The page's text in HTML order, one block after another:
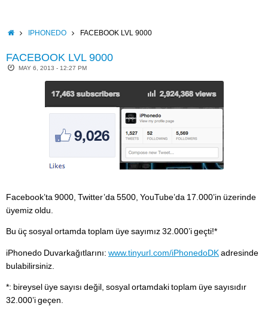
contentHOMEIPHONEDO FACEBOOK LVL 9000
FACEBOOK LVL 9000
MAY 6, 2013 - 12:27 PM
Facebook’ta 9000, Twitter’da 5500, YouTube’da 17.000’in üzerinde
üyemiz oldu.
Bu üç sosyal ortamda toplam üye sayımız 32.000’i geçti!*
iPhonedo Duvarkağıtlarını: www.tinyurl.com/iPhonedoDK adresinde
bulabilirsiniz.
*: bireysel üye sayısı değil, sosyal ortamdaki toplam üye sayısıdır
32.000’i geçen.